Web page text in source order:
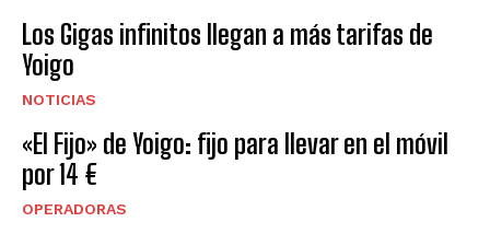
Los Gigas infinitos llegan a más tarifas de
Yoigo
NOTICIAS
«El Fijo» de Yoigo: fijo para llevar en el móvil
por 14 €
OPERADORAS